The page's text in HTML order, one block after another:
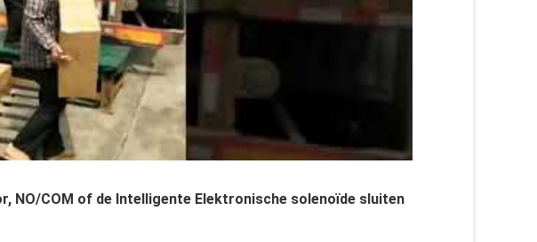
NO/COM of de Intelligente Elektronische solenoïde sluiten